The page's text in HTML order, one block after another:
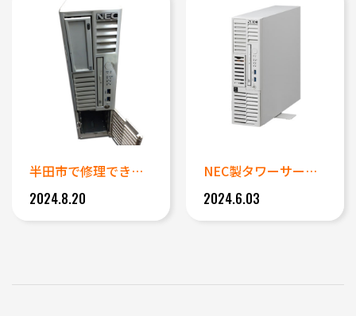
半田市で修理できないサーバーの...
2024.8.20
NEC製タワーサーバー EXP...
2024.6.03